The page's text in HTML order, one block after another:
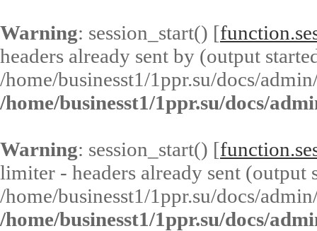
Warning: session_start() [
headers already sent by (output
/home/businesst1/1ppr.su/docs/
/home/businesst1/1ppr.su/docs/
Warning: session_start() [
limiter - headers already sent (output
/home/businesst1/1ppr.su/docs/
/home/businesst1/1ppr.su/docs/